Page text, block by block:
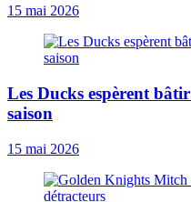
15 mai 2026
Les Ducks espèrent
saison
15 mai 2026